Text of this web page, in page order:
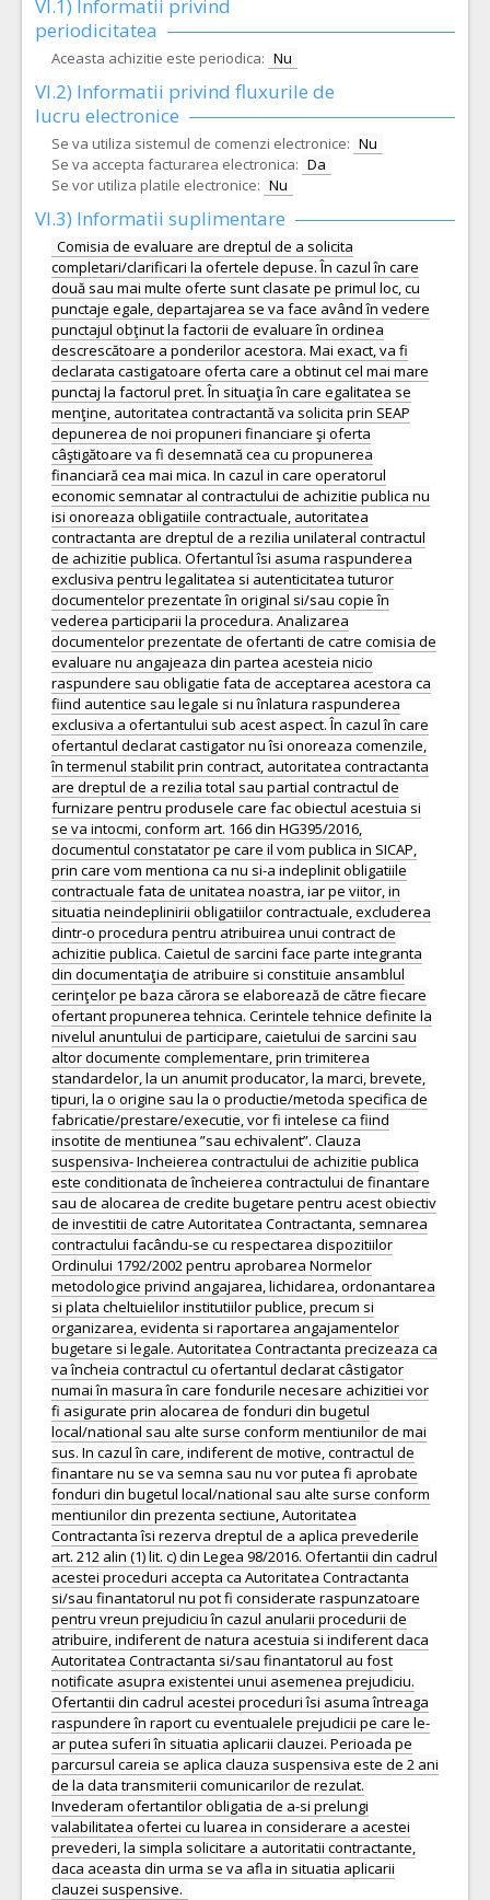
VI.1) Informatii privind
periodicitatea
Aceasta achizitie este periodica: Nu
VI.2) Informatii privind fluxurile de
lucru electronice
Se va utiliza sistemul de comenzi electronice: Nu
Se va accepta facturarea electronica: Da
Se vor utiliza platile electronice: Nu
VI.3) Informatii suplimentare
Comisia de evaluare are dreptul de a solicita
completari/clarificari la ofertele depuse. În cazul în care
două sau mai multe oferte sunt clasate pe primul loc, cu
punctaje egale, departajarea se va face având în vedere
punctajul obţinut la factorii de evaluare în ordinea
descrescătoare a ponderilor acestora. Mai exact, va fi
declarata castigatoare oferta care a obtinut cel mai mare
punctaj la factorul pret. În situaţia în care egalitatea se
menţine, autoritatea contractantă va solicita prin SEAP
depunerea de noi propuneri financiare şi oferta
câştigătoare va fi desemnată cea cu propunerea
financiară cea mai mica. In cazul in care operatorul
economic semnatar al contractului de achizitie publica nu
isi onoreaza obligatiile contractuale, autoritatea
contractanta are dreptul de a rezilia unilateral contractul
de achizitie publica. Ofertantul îsi asuma raspunderea
exclusiva pentru legalitatea si autenticitatea tuturor
documentelor prezentate în original si/sau copie în
vederea participarii la procedura. Analizarea
documentelor prezentate de ofertanti de catre comisia de
evaluare nu angajeaza din partea acesteia nicio
raspundere sau obligatie fata de acceptarea acestora ca
fiind autentice sau legale si nu înlatura raspunderea
exclusiva a ofertantului sub acest aspect. În cazul în care
ofertantul declarat castigator nu îsi onoreaza comenzile,
în termenul stabilit prin contract, autoritatea contractanta
are dreptul de a rezilia total sau partial contractul de
furnizare pentru produsele care fac obiectul acestuia si
se va intocmi, conform art. 166 din HG395/2016,
documentul constatator pe care il vom publica in SICAP,
prin care vom mentiona ca nu si-a indeplinit obligatiile
contractuale fata de unitatea noastra, iar pe viitor, in
situatia neindeplinirii obligatiilor contractuale, excluderea
dintr-o procedura pentru atribuirea unui contract de
achizitie publica. Caietul de sarcini face parte integranta
din documentaţia de atribuire si constituie ansamblul
cerinţelor pe baza cărora se elaborează de către fiecare
ofertant propunerea tehnica. Cerintele tehnice definite la
nivelul anuntului de participare, caietului de sarcini sau
altor documente complementare, prin trimiterea
standardelor, la un anumit producator, la marci, brevete,
tipuri, la o origine sau la o productie/metoda specifica de
fabricatie/prestare/executie, vor fi intelese ca fiind
insotite de mentiunea ”sau echivalent”. Clauza
suspensiva- Incheierea contractului de achizitie publica
este conditionata de încheierea contractului de finantare
sau de alocarea de credite bugetare pentru acest obiectiv
de investitii de catre Autoritatea Contractanta, semnarea
contractului facându-se cu respectarea dispozitiilor
Ordinului 1792/2002 pentru aprobarea Normelor
metodologice privind angajarea, lichidarea, ordonantarea
si plata cheltuielilor institutiilor publice, precum si
organizarea, evidenta si raportarea angajamentelor
bugetare si legale. Autoritatea Contractanta precizeaza ca
va încheia contractul cu ofertantul declarat câstigator
numai în masura în care fondurile necesare achizitiei vor
fi asigurate prin alocarea de fonduri din bugetul
local/national sau alte surse conform mentiunilor de mai
sus. In cazul în care, indiferent de motive, contractul de
finantare nu se va semna sau nu vor putea fi aprobate
fonduri din bugetul local/national sau alte surse conform
mentiunilor din prezenta sectiune, Autoritatea
Contractanta îsi rezerva dreptul de a aplica prevederile
art. 212 alin (1) lit. c) din Legea 98/2016. Ofertantii din cadrul
acestei proceduri accepta ca Autoritatea Contractanta
si/sau finantatorul nu pot fi considerate raspunzatoare
pentru vreun prejudiciu în cazul anularii procedurii de
atribuire, indiferent de natura acestuia si indiferent daca
Autoritatea Contractanta si/sau finantatorul au fost
notificate asupra existentei unui asemenea prejudiciu.
Ofertantii din cadrul acestei proceduri îsi asuma întreaga
raspundere în raport cu eventualele prejudicii pe care le-
ar putea suferi în situatia aplicarii clauzei. Perioada pe
parcursul careia se aplica clauza suspensiva este de 2 ani
de la data transmiterii comunicarilor de rezulat.
Invederam ofertantilor obligatia de a-si prelungi
valabilitatea ofertei cu luarea in considerare a acestei
prevederi, la simpla solicitare a autoritatii contractante,
daca aceasta din urma se va afla in situatia aplicarii
clauzei suspensive.